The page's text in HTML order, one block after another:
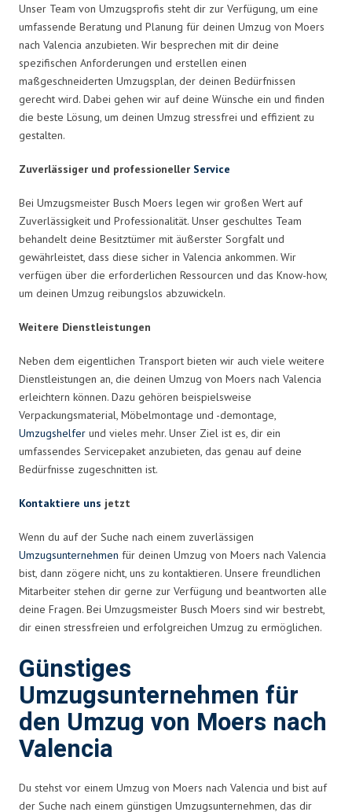
Unser Team von Umzugsprofis steht dir zur Verfügung, um eine
umfassende Beratung und Planung für deinen Umzug von Moers
nach Valencia anzubieten. Wir besprechen mit dir deine
spezifischen Anforderungen und erstellen einen
maßgeschneiderten Umzugsplan, der deinen Bedürfnissen
gerecht wird. Dabei gehen wir auf deine Wünsche ein und finden
die beste Lösung, um deinen Umzug stressfrei und effizient zu
gestalten.
Zuverlässiger und professioneller Service
Bei Umzugsmeister Busch Moers legen wir großen Wert auf
Zuverlässigkeit und Professionalität. Unser geschultes Team
behandelt deine Besitztümer mit äußerster Sorgfalt und
gewährleistet, dass diese sicher in Valencia ankommen. Wir
verfügen über die erforderlichen Ressourcen und das Know-how,
um deinen Umzug reibungslos abzuwickeln.
Weitere Dienstleistungen
Neben dem eigentlichen Transport bieten wir auch viele weitere
Dienstleistungen an, die deinen Umzug von Moers nach Valencia
erleichtern können. Dazu gehören beispielsweise
Verpackungsmaterial, Möbelmontage und -demontage,
Umzugshelfer und vieles mehr. Unser Ziel ist es, dir ein
umfassendes Servicepaket anzubieten, das genau auf deine
Bedürfnisse zugeschnitten ist.
Kontaktiere uns jetzt
Wenn du auf der Suche nach einem zuverlässigen
Umzugsunternehmen für deinen Umzug von Moers nach Valencia
bist, dann zögere nicht, uns zu kontaktieren. Unsere freundlichen
Mitarbeiter stehen dir gerne zur Verfügung und beantworten alle
deine Fragen. Bei Umzugsmeister Busch Moers sind wir bestrebt,
dir einen stressfreien und erfolgreichen Umzug zu ermöglichen.
Günstiges
Umzugsunternehmen für
den Umzug von Moers nach
Valencia
Du stehst vor einem Umzug von Moers nach Valencia und bist auf
der Suche nach einem günstigen Umzugsunternehmen, das dir